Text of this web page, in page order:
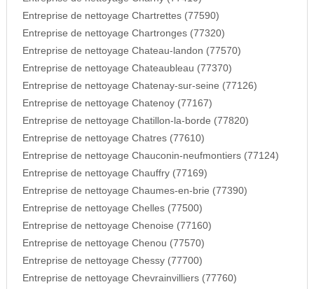
Entreprise de nettoyage Chartrettes (77590)
Entreprise de nettoyage Chartronges (77320)
Entreprise de nettoyage Chateau-landon (77570)
Entreprise de nettoyage Chateaubleau (77370)
Entreprise de nettoyage Chatenay-sur-seine (77126)
Entreprise de nettoyage Chatenoy (77167)
Entreprise de nettoyage Chatillon-la-borde (77820)
Entreprise de nettoyage Chatres (77610)
Entreprise de nettoyage Chauconin-neufmontiers (77124)
Entreprise de nettoyage Chauffry (77169)
Entreprise de nettoyage Chaumes-en-brie (77390)
Entreprise de nettoyage Chelles (77500)
Entreprise de nettoyage Chenoise (77160)
Entreprise de nettoyage Chenou (77570)
Entreprise de nettoyage Chessy (77700)
Entreprise de nettoyage Chevrainvilliers (77760)